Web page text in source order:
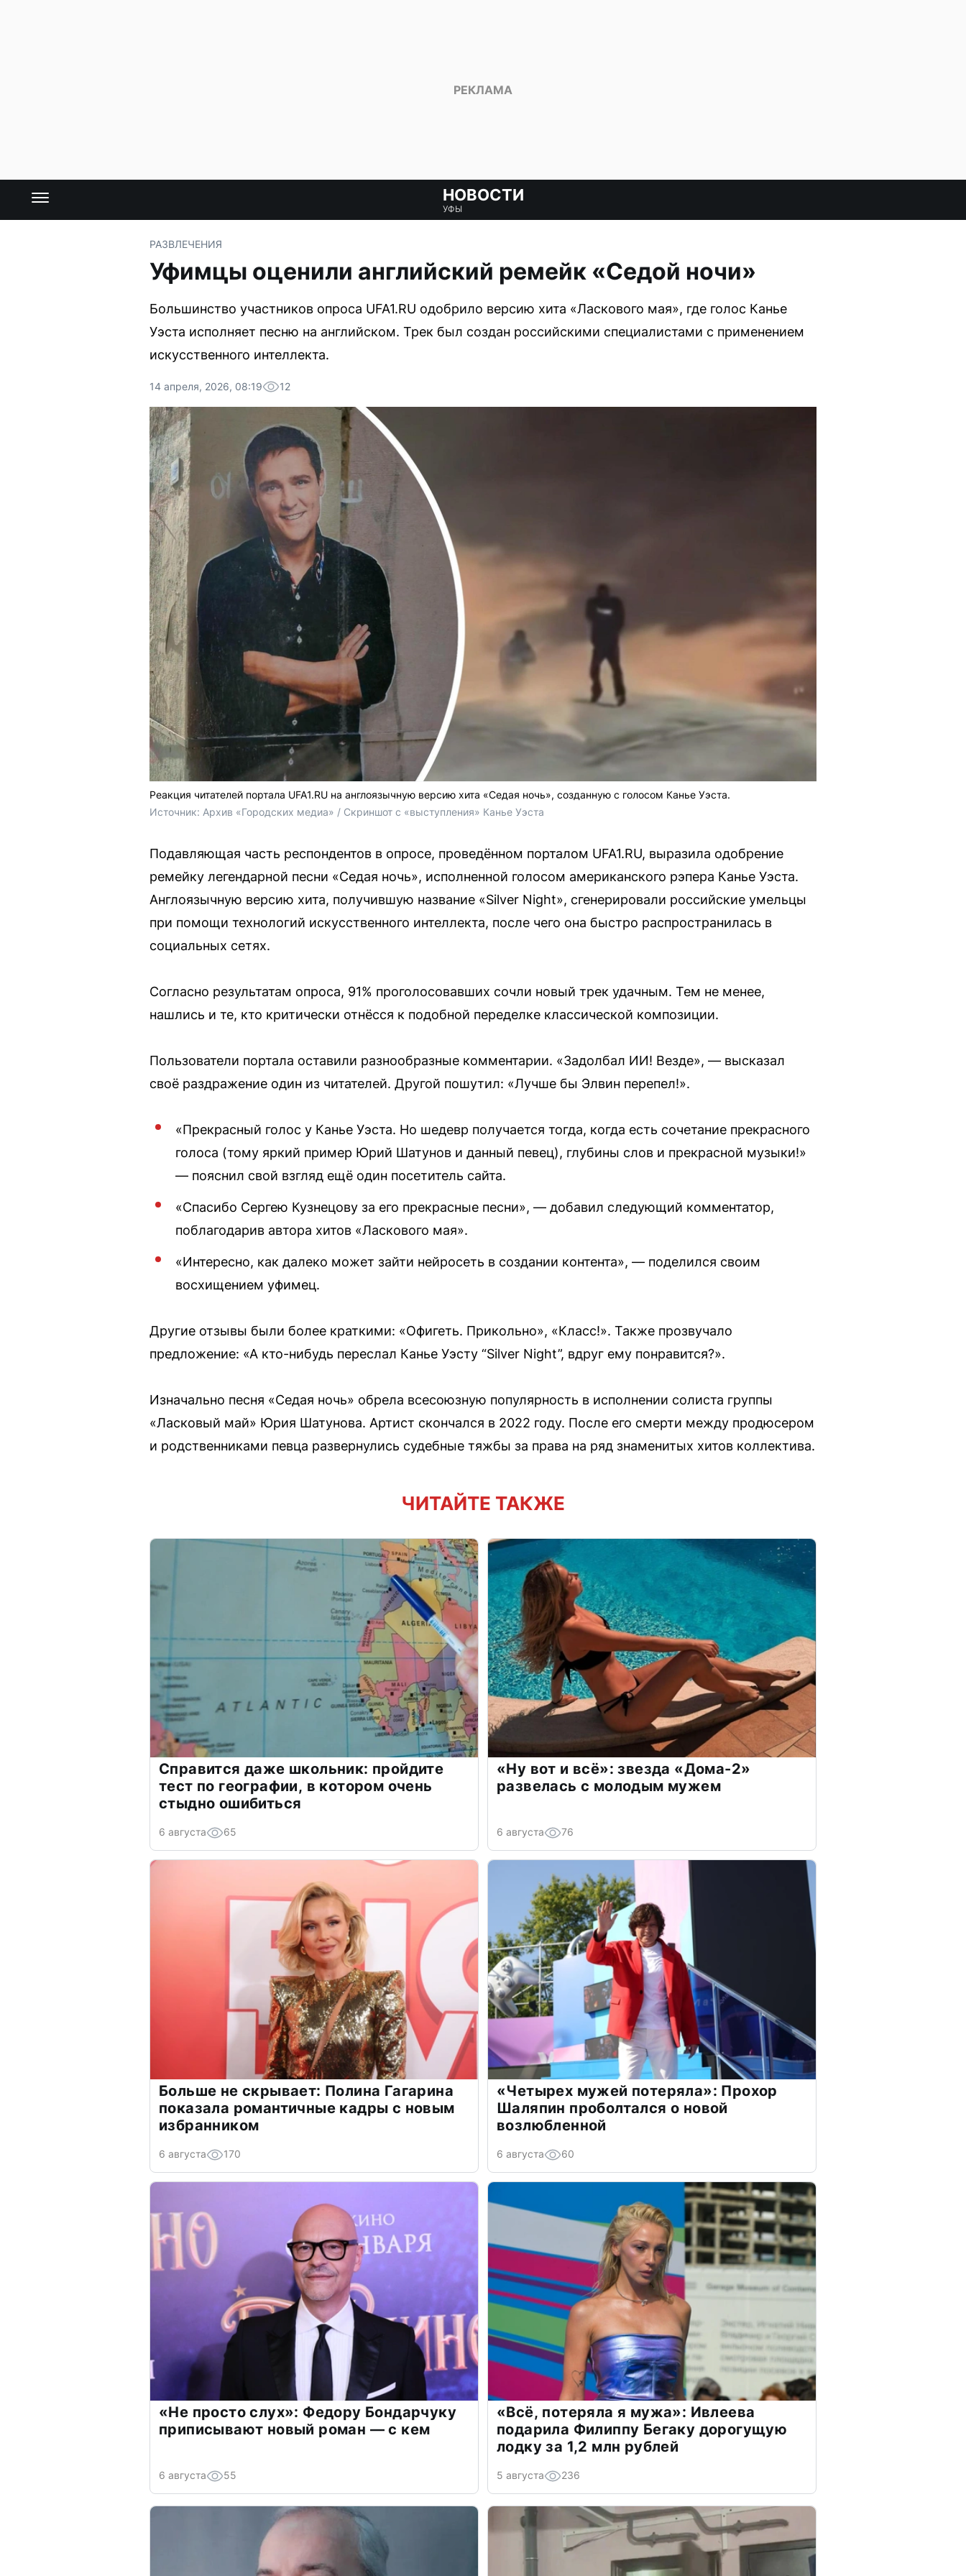
НОВОСТИ
УФЫ
РАЗВЛЕЧЕНИЯ
Уфимцы оценили английский ремейк «Седой ночи»
Большинство участников опроса UFA1.RU одобрило версию хита «Ласкового мая», где голос Канье
Уэста исполняет песню на английском. Трек был создан российскими специалистами с применением
искусственного интеллекта.
14 апреля, 2026, 08:19 12
Реакция читателей портала UFA1.RU на англоязычную версию хита «Седая ночь», созданную с голосом Канье Уэста.
Источник: Архив «Городских медиа» / Скриншот с «выступления» Канье Уэста
Подавляющая часть респондентов в опросе, проведённом порталом UFA1.RU, выразила одобрение
ремейку легендарной песни «Седая ночь», исполненной голосом американского рэпера Канье Уэста.
Англоязычную версию хита, получившую название «Silver Night», сгенерировали российские умельцы
при помощи технологий искусственного интеллекта, после чего она быстро распространилась в
социальных сетях.
Согласно результатам опроса, 91% проголосовавших сочли новый трек удачным. Тем не менее,
нашлись и те, кто критически отнёсся к подобной переделке классической композиции.
Пользователи портала оставили разнообразные комментарии. «Задолбал ИИ! Везде», — высказал
своё раздражение один из читателей. Другой пошутил: «Лучше бы Элвин перепел!».
«Прекрасный голос у Канье Уэста. Но шедевр получается тогда, когда есть сочетание прекрасного
голоса (тому яркий пример Юрий Шатунов и данный певец), глубины слов и прекрасной музыки!»
— пояснил свой взгляд ещё один посетитель сайта.
«Спасибо Сергею Кузнецову за его прекрасные песни», — добавил следующий комментатор,
поблагодарив автора хитов «Ласкового мая».
«Интересно, как далеко может зайти нейросеть в создании контента», — поделился своим
восхищением уфимец.
Другие отзывы были более краткими: «Офигеть. Прикольно», «Класс!». Также прозвучало
предложение: «А кто-нибудь переслал Канье Уэсту “Silver Night”, вдруг ему понравится?».
Изначально песня «Седая ночь» обрела всесоюзную популярность в исполнении солиста группы
«Ласковый май» Юрия Шатунова. Артист скончался в 2022 году. После его смерти между продюсером
и родственниками певца развернулись судебные тяжбы за права на ряд знаменитых хитов коллектива.
ЧИТАЙТЕ ТАКЖЕ
Справится даже школьник: пройдите
тест по географии, в котором очень
стыдно ошибиться
6 августа 65
«Ну вот и всё»: звезда «Дома-2»
развелась с молодым мужем
6 августа 76
Больше не скрывает: Полина Гагарина
показала романтичные кадры с новым
избранником
6 августа 170
«Четырех мужей потеряла»: Прохор
Шаляпин проболтался о новой
возлюбленной
6 августа 60
«Не просто слух»: Федору Бондарчуку
приписывают новый роман — с кем
6 августа 55
«Всё, потеряла я мужа»: Ивлеева
подарила Филиппу Бегаку дорогущую
лодку за 1,2 млн рублей
5 августа 236